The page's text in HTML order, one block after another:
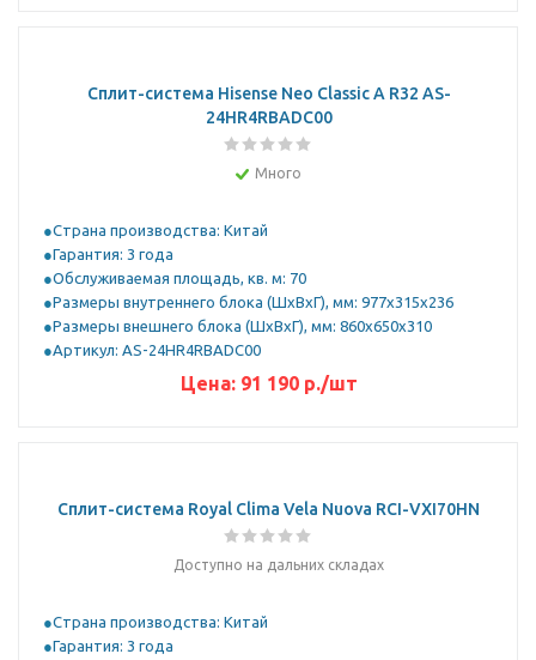
Сплит-система Hisense Neo Classic A R32 AS-
24HR4RBADC00
Много
Страна производства: Китай
Гарантия: 3 года
Обслуживаемая площадь, кв. м: 70
Размеры внутреннего блока (ШхВхГ), мм: 977x315x236
Размеры внешнего блока (ШхВхГ), мм: 860x650x310
Артикул: AS-24HR4RBADC00
Цена: 91 190р./шт
Сплит-система Royal Clima Vela Nuova RCI-VXI70HN
Доступно на дальних складах
Страна производства: Китай
Гарантия: 3 года